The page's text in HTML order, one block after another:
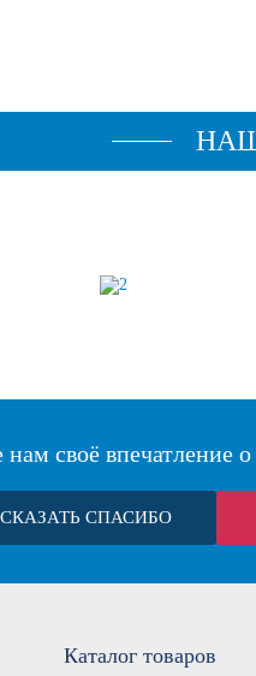
своё впечатление
СКАЗАТЬ СПАСИБО
Каталог товаров